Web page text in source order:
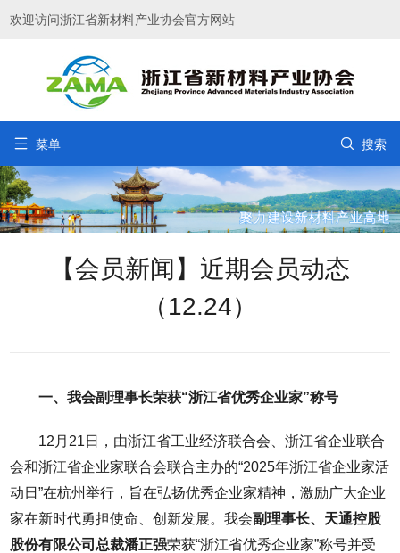
欢迎访问浙江省新材料产业协会官方网站
 菜单  搜索
【会员新闻】近期会员动态
（12.24）
一、我会副理事长荣获“浙江省优秀企业家”称号
12月21日，由浙江省工业经济联合会、浙江省企业联合
会和浙江省企业家联合会联合主办的“2025年浙江省企业家活
动日”在杭州举行，旨在弘扬优秀企业家精神，激励广大企业
家在新时代勇担使命、创新发展。我会副理事长、天通控股
股份有限公司 总裁潘正强荣获“浙江省优秀企业家”称号并受